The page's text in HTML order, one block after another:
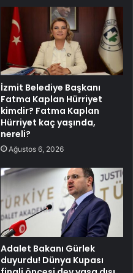
İzmit Belediye Başkanı
Fatma Kaplan Hürriyet
kimdir? Fatma Kaplan
Hürriyet kaç yaşında,
nereli?
Ağustos 6, 2026
Adalet Bakanı Gürlek
duyurdu! Dünya Kupası